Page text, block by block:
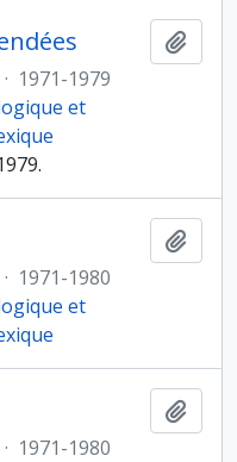
· 1971-1979
et
· 1971-1980
et
· 1971-1980